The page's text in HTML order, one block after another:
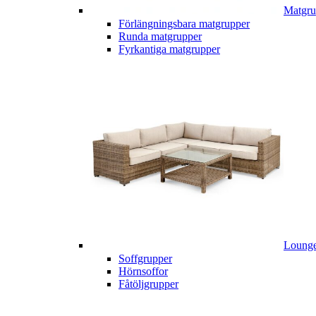
Förlängningsbara matgrupper
Runda matgrupper
Fyrkantiga matgrupper
Soffgrupper
Hörnsoffor
Fåtöljgrupper